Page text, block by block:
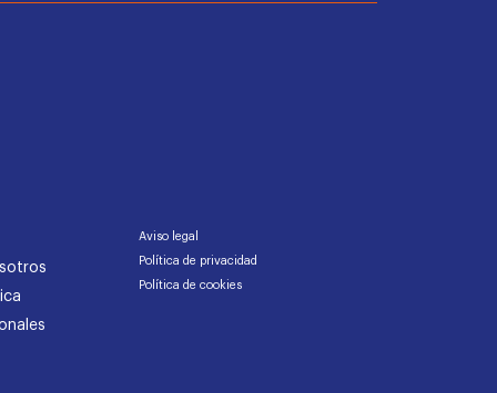
Aviso legal
Política de privacidad
Política de cookies